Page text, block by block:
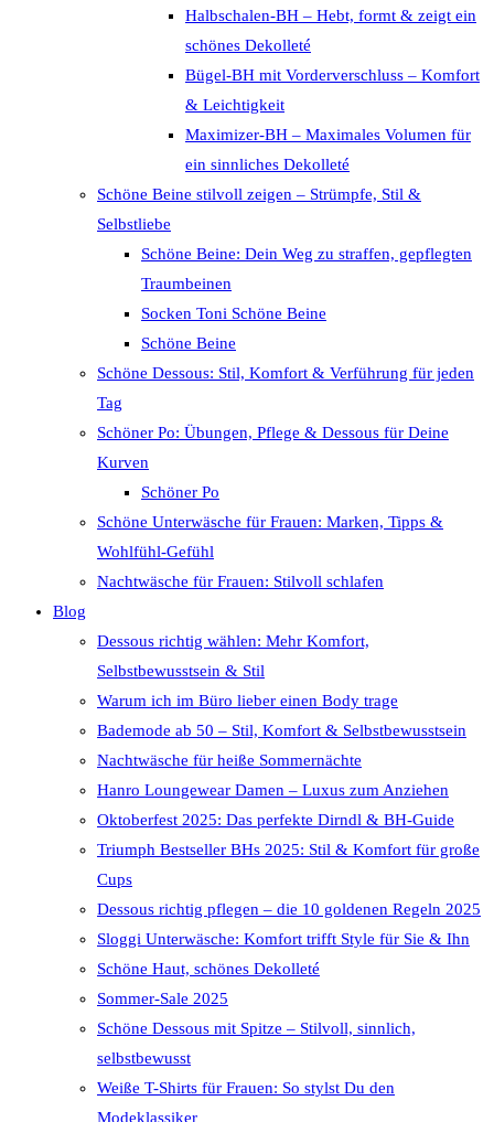
Halbschalen-BH – Hebt, formt & zeigt ein
schönes Dekolleté
Bügel-BH mit Vorderverschluss – Komfort
& Leichtigkeit
Maximizer-BH – Maximales Volumen für
ein sinnliches Dekolleté
Schöne Beine stilvoll zeigen – Strümpfe, Stil &
Selbstliebe
Schöne Beine: Dein Weg zu straffen, gepflegten
Traumbeinen
Socken Toni Schöne Beine
Schöne Beine
Schöne Dessous: Stil, Komfort & Verführung für jeden
Tag
Schöner Po: Übungen, Pflege & Dessous für Deine
Kurven
Schöner Po
Schöne Unterwäsche für Frauen: Marken, Tipps &
Wohlfühl-Gefühl
Nachtwäsche für Frauen: Stilvoll schlafen
Blog
Dessous richtig wählen: Mehr Komfort,
Selbstbewusstsein & Stil
Warum ich im Büro lieber einen Body trage
Bademode ab 50 – Stil, Komfort & Selbstbewusstsein
Nachtwäsche für heiße Sommernächte
Hanro Loungewear Damen – Luxus zum Anziehen
Oktoberfest 2025: Das perfekte Dirndl & BH-Guide
Triumph Bestseller BHs 2025: Stil & Komfort für große
Cups
Dessous richtig pflegen – die 10 goldenen Regeln 2025
Sloggi Unterwäsche: Komfort trifft Style für Sie & Ihn
Schöne Haut, schönes Dekolleté
Sommer-Sale 2025
Schöne Dessous mit Spitze – Stilvoll, sinnlich,
selbstbewusst
Weiße T-Shirts für Frauen: So stylst Du den
Modeklassiker